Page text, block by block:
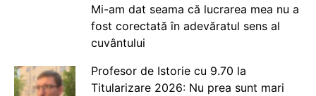
Mi-am dat seama că lucrarea mea nu a
fost corectată în adevăratul sens al
cuvântului
Profesor de Istorie cu 9.70 la
Titularizare 2026: Nu prea sunt mari